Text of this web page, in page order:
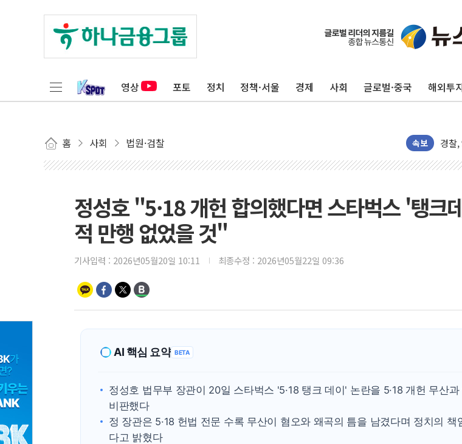
영상 포토 정치 정책·서울 경제 사회 글로벌·중국 해외투
홈 사회 법원·검찰 속보
후티
42.5
포스
태국
"文
신세
프
NH
교보
벼랑
1
정성호 "5·18 개헌 합의했다면 스타벅스 '탱크
적 만행 없었을 것"
기사입력 : 2026년05월20일 10:11 최종수정 : 2026년05월22일 09:36
AI 핵심 요약 BETA
정성호 법무부 장관이 20일 스타벅스 '5·18 탱크 데이' 논란을 5·18 개헌 무산과
비판했다
정 장관은 5·18 헌법 전문 수록 무산이 혐오와 왜곡의 틈을 남겼다며 정치의 책
다고 밝혔다